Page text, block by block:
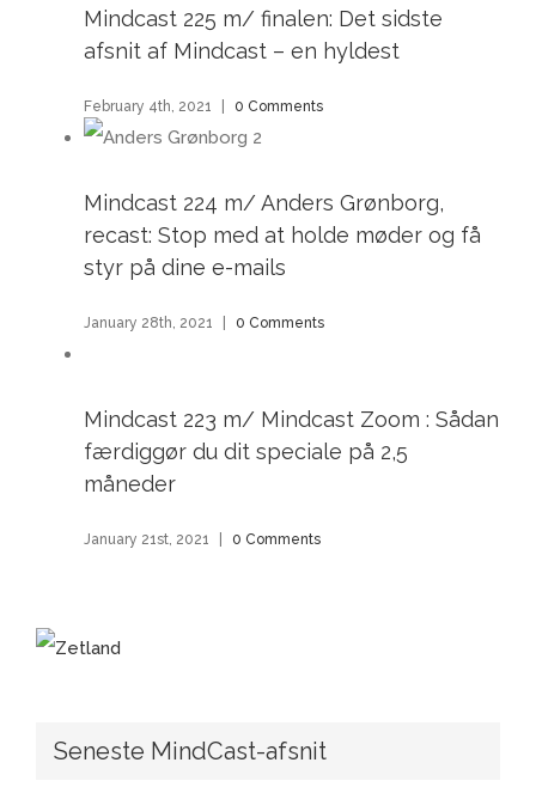
Mindcast 225 m/ finalen: Det sidste
afsnit af Mindcast – en hyldest
February 4th, 2021 0 Comments
Mindcast 224 m/ Anders Grønborg,
recast: Stop med at holde møder og få
styr på dine e-mails
January 28th, 2021 0 Comments
Mindcast 223 m/ Mindcast Zoom : Sådan
færdiggør du dit speciale på 2,5
måneder
January 21st, 2021 0 Comments
Seneste MindCast-afsnit